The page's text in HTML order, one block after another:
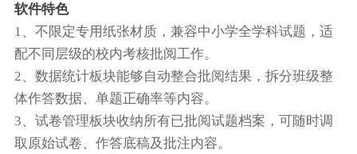
软件特色
1、不限定专用纸张材质，兼容中小学全学科试题，适
配不同层级的校内考核批阅工作。
2、数据统计板块能够自动整合批阅结果，拆分班级整
体作答数据、单题正确率等内容。
3、试卷管理板块收纳所有已批阅试题档案，可随时调
取原始试卷、作答底稿及批注内容。